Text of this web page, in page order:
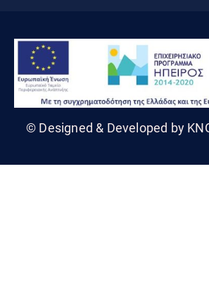
© Designed & Developed by